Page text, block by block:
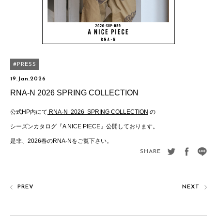
PRESS
19.Jan.2026
RNA-N 2026 SPRING COLLECTION
公式HP内にて RNA-N 2026 SPRING COLLECTION の
シーズンカタログ『A NICE PIECE』公開しております。
是非、2026春のRNA-Nをご覧下さい。
SHARE
PREV NEXT